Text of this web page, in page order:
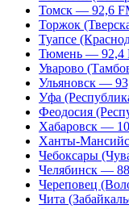
Томск — 92,6
Торжок
Туапсе
Тюмень — 92,4
Уварово
Ульяновск —
Уфа
Феодосия
Хабаровск —
Ханты-
Чебоксары
Челябинск —
Череповец
Чита